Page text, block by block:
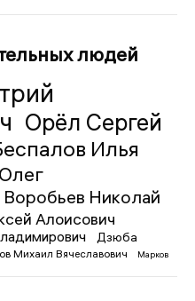
людей
Орёл Сергей
Илья
Воробьев Николай
Алоисович
Дзюба
Михаил Вячеславович
Марков